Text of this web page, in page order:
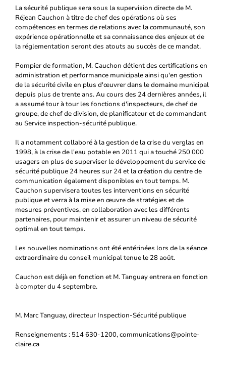
La sécurité publique sera sous la supervision directe de M.
Réjean Cauchon à titre de chef des opérations où ses
compétences en termes de relations avec la communauté, son
expérience opérationnelle et sa connaissance des enjeux et de
la réglementation seront des atouts au succès de ce mandat.
Pompier de formation, M. Cauchon détient des certifications en
administration et performance municipale ainsi qu'en gestion
de la sécurité civile en plus d'œuvrer dans le domaine municipal
depuis plus de trente ans. Au cours des 24 dernières années, il
a assumé tour à tour les fonctions d'inspecteurs, de chef de
groupe, de chef de division, de planificateur et de commandant
au Service inspection-sécurité publique.
Il a notamment collaboré à la gestion de la crise du verglas en
1998, à la crise de l'eau potable en 2011 qui a touché 250 000
usagers en plus de superviser le développement du service de
sécurité publique 24 heures sur 24 et la création du centre de
communication également disponibles en tout temps. M.
Cauchon supervisera toutes les interventions en sécurité
publique et verra à la mise en œuvre de stratégies et de
mesures préventives, en collaboration avec les différents
partenaires, pour maintenir et assurer un niveau de sécurité
optimal en tout temps.
Les nouvelles nominations ont été entérinées lors de la séance
extraordinaire du conseil municipal tenue le 28 août.
Cauchon est déjà en fonction et M. Tanguay entrera en fonction
à compter du 4 septembre.
M. Marc Tanguay, directeur Inspection-Sécurité publique
Renseignements : 514 630-1200, communications@pointe-
claire.ca